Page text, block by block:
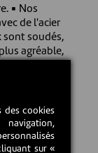
▪ Nos
de l'acier
sont soudés,
agréable,
tuyaux de
des cookies
sur «